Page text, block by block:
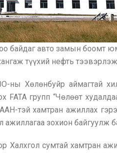
байдаг авто замын боомт
түүхий нефть
ны Хөлөнбуйр аймагтай
FATA групп “Чөлөөт
тэй хамтран ажиллах
ажиллагаа зохион байгуулж
Халхгол сумтай хамтран